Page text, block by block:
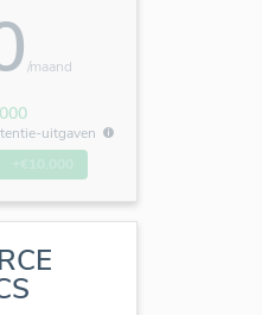
/maand
uitgaven